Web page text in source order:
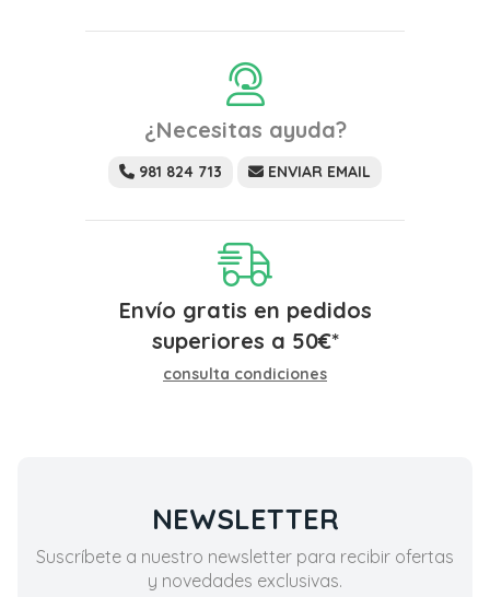
¿Necesitas ayuda?
981 824 713 ENVIAR EMAIL
Envío gratis en pedidos
superiores a 50€*
consulta condiciones
NEWSLETTER
Suscríbete a nuestro newsletter para recibir ofertas
y novedades exclusivas.